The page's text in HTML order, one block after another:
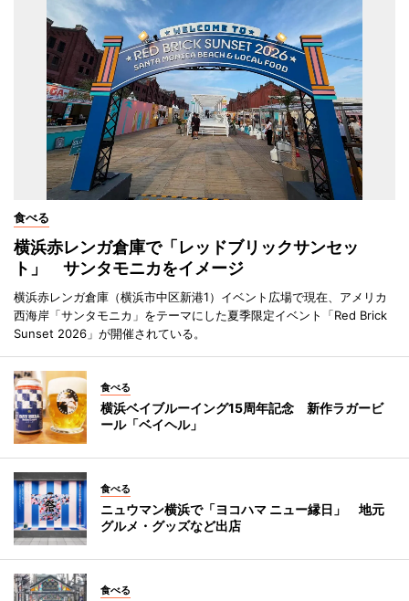
食べる
横浜赤レンガ倉庫で「レッドブリックサンセッ
ト」 サンタモニカをイメージ
横浜赤レンガ倉庫（横浜市中区新港1）イベント広場で現在、アメリカ
西海岸「サンタモニカ」をテーマにした夏季限定イベント「Red Brick
Sunset 2026」が開催されている。
食べる
横浜ベイブルーイング15周年記念 新作ラガービ
ール「ベイヘル」
食べる
ニュウマン横浜で「ヨコハマ ニュー縁日」 地元
グルメ・グッズなど出店
食べる